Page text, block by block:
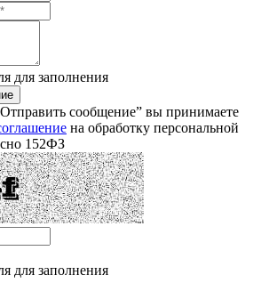
для заполнения
сообщение” вы принимаете
на обработку персональной
152ФЗ
для заполнения